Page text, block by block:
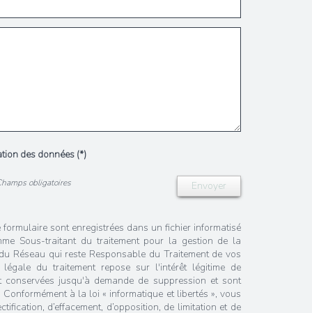
des données (*)
Envoyer
obligatoires
sont enregistrées dans un fichier informatisé
Sous-traitant du traitement pour la gestion de la
Réseau qui reste Responsable du Traitement de vos
du traitement repose sur l'intérêt légitime de
jusqu'à demande de suppression et sont
à la loi « informatique et libertés », vous
d’effacement, d’opposition, de limitation et de